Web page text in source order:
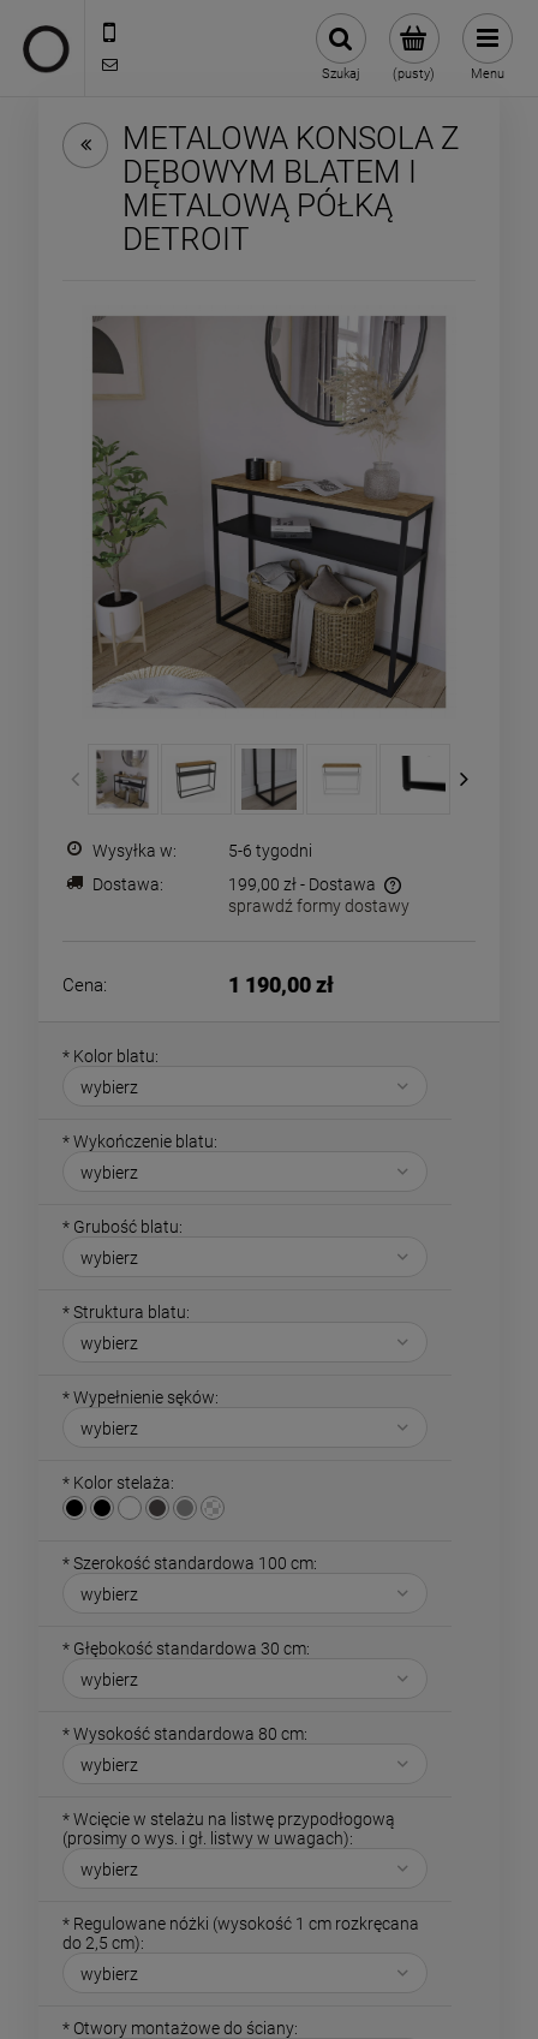
(pusty)
Szukaj Menu
METALOWA KONSOLA Z
DĘBOWYM BLATEM I
METALOWĄ PÓŁKĄ
DETROIT
Wysyłka w:
5-6 tygodni
Dostawa:
199,00 zł - Dostawa
Cena nie zawiera ewentualnych kosztów płatności
sprawdź formy dostawy
Cena: 1 190,00 zł
* Kolor blatu:
*Wykończenie blatu:
* Grubość blatu:
*Struktura blatu:
*Wypełnienie sęków:
* Kolor stelaża:
*Szerokość standardowa 100 cm:
* Głębokość standardowa 30 cm:
*Wysokość standardowa 80 cm:
*Wcięcie w stelażu na listwę przypodłogową
(prosimy o wys. i gł. listwy w uwagach):
* Regulowane nóżki (wysokość 1 cm rozkręcana
do 2,5 cm):
* Otwory montażowe do ściany: